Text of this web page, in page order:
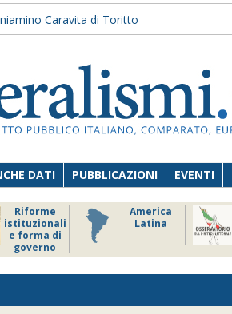
Caravita di Toritto
DATI PUBBLICAZIONI EVENTI
Riforme
istituzionali
e forma di
governo
America
Latina